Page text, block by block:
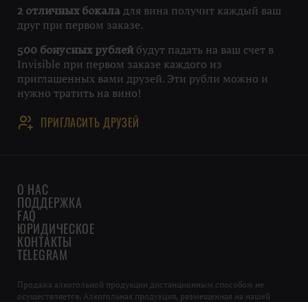
2 отличных бокала для вина получит каждый ваш
друг при первом заказе.
500 бонусных рублей будут падать на ваш счет в
Invisible при первом заказе каждого из
приглашенных вами друзей. Эти рубли можно и
нужно тратить на вино!
ПРИГЛАСИТЬ ДРУЗЕЙ
О НАС
ПОДДЕРЖКА
FAQ
ЮРИДИЧЕСКОЕ
КОНТАКТЫ
TELEGRAM
Продажа алкогольной продукции дистанционным способом не
осуществляется. Алкогольная продукция, размещенная на нашей